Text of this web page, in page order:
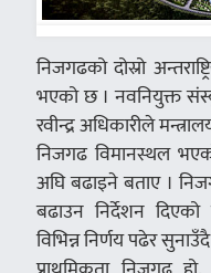
निजगढको दोस्रो
भएको छ । नवनियुक्त
रवीन्द्र अधिकारीले
निजगढ विमानस्थल
अघि बढाइने बताए ।
बढाउन निर्देशन
विभिन्न निर्णय पढेर